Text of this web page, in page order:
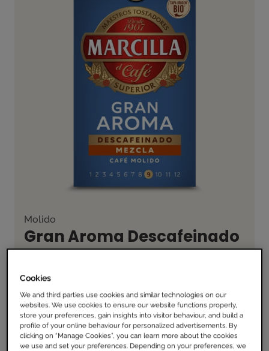
Molido
Gran Aroma Descafeinado
Mezcla
Descafeinado
CAFETERA MOLIDO CAFETERA FILTRO
Cookies
We and third parties use cookies and similar technologies on our
websites. We use cookies to ensure our website functions properly,
store your preferences, gain insights into visitor behaviour, and build a
profile of your online behaviour for personalized advertisements. By
clicking on “Manage Cookies”, you can learn more about the cookies
we use and set your preferences. Depending on your preferences, we